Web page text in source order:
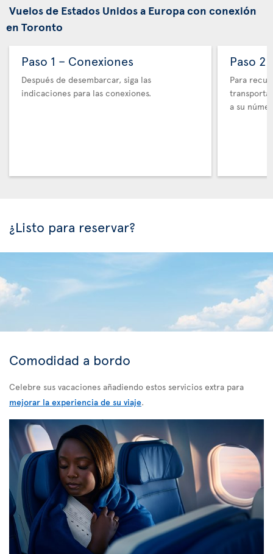
Vuelos de Estados Unidos a Europa con conexión
en Toronto
Paso 1 – Conexiones
Después de desembarcar, siga las
indicaciones para las conexiones.
Paso 2
Para
a su
¿Listo para reservar?
Comodidad a bordo
Celebre sus vacaciones añadiendo estos servicios extra para
mejorar la experiencia de su viaje.